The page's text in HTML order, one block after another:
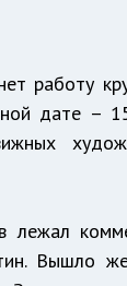
работу
дате –
лежал
Вышло